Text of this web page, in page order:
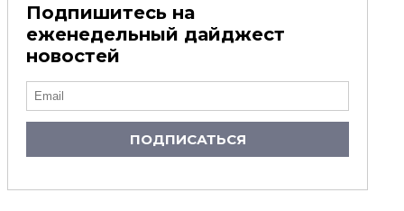
Подпишитесь на
еженедельный дайджест
новостей
ПОДПИСАТЬСЯ